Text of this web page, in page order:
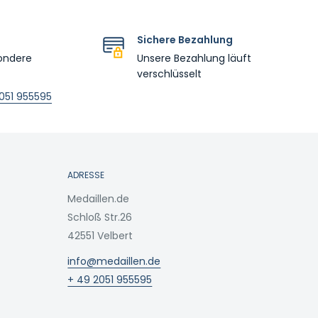
955595
Sichere Bezahlung
Unsere Bezahlung läuft
verschlüsselt
ADRESSE
Medaillen.de
Schloß Str.26
42551 Velbert
info@medaillen.de
+ 49 2051 955595